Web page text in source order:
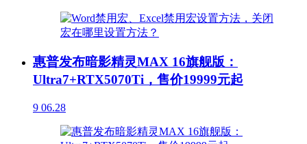
惠普发布暗影精灵MAX 16旗舰版：
Ultra7+RTX5070Ti，售价19999元起
9 06.28